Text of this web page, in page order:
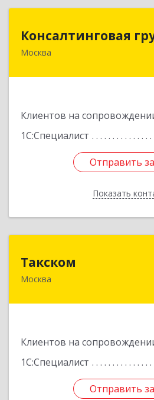
Консалтинговая
Москва
Клиентов на
1С:Специалист
Отправить
Показать
117218, Москва г,
Отправить
Назад
Такском
Москва
Клиентов на
1С:Специалист
Отправить
119034, Москва г,
Отправить